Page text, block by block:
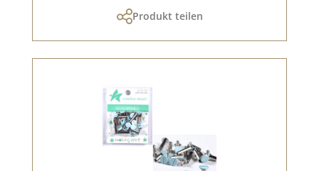
Produkt teilen